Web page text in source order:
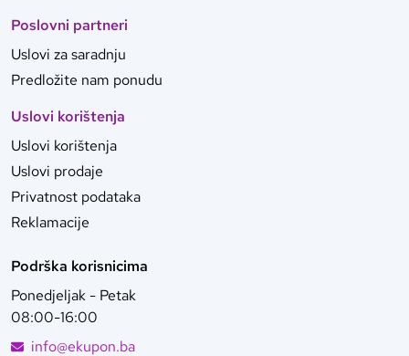
Poslovni partneri
Uslovi za saradnju
Predložite nam ponudu
Uslovi korištenja
Uslovi korištenja
Uslovi prodaje
Privatnost podataka
Reklamacije
Podrška korisnicima
Ponedjeljak - Petak
08:00-16:00
info@ekupon.ba